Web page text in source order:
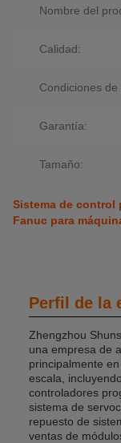
Nombre del
Calidad:
Condiciones de
Garantía:
Tamaño:
Sistema de control
Fanuc para
Perfil de la
Zhengzhou
una empresa de
principalmente
escala,
controladores
sistema de
repuesto de
ventas de